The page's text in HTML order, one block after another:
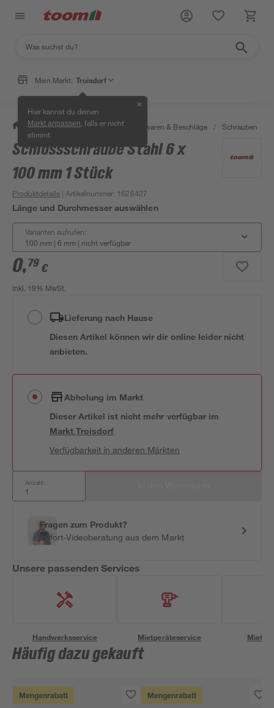
Mein Markt: Troisdorf
Hier kannst du deinen
Markt anpassen , falls er nicht
stimmt.
✕
/ Werkstatt & Maschinen / Eisenwaren & Beschläge / Schrauben
Schlossschraube Stahl 6 x
100 mm 1 Stück
Produktdetails | Artikelnummer: 1626427
Länge und Durchmesser auswählen
Varianten aufrufen:
100 mm | 6 mm | nicht verfügbar
0,79 €
inkl. 19% MwSt.
Lieferung nach Hause
Diesen Artikel können wir dir online leider nicht
anbieten.
Abholung im Markt
Dieser Artikel ist nicht mehr verfügbar im
MarktTroisdorf
Verfügbarkeit in anderen Märkten
Anzahl:
Fragen zum Produkt?
Sofort-Videoberatung aus dem Markt
Unsere passenden Services
Handwerksservice Mietgeräteservice
Häufig dazu gekauft
Mengenrabatt Mengenrabatt